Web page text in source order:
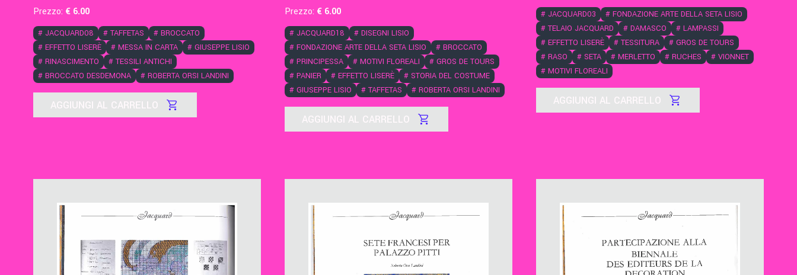
Prezzo: € 6.00
# JACQUARD08 # TAFFETAS # BROCCATO
# EFFETTO LISERÈ # MESSA IN CARTA # GIUSEPPE LISIO
# RINASCIMENTO # TESSILI ANTICHI
# BROCCATO DESDEMONA # ROBERTA ORSI LANDINI
AGGIUNGI AL CARRELLO
Prezzo: € 6.00
# JACQUARD18 # DISEGNI LISIO
# FONDAZIONE ARTE DELLA SETA LISIO # BROCCATO
# PRINCIPESSA # MOTIVI FLOREALI # GROS DE TOURS
# PANIER # EFFETTO LISERÈ # STORIA DEL COSTUME
# GIUSEPPE LISIO # TAFFETAS # ROBERTA ORSI LANDINI
AGGIUNGI AL CARRELLO
# JACQUARD03 # FONDAZIONE ARTE DELLA SETA LISIO
# TELAIO JACQUARD # DAMASCO # LAMPASSI
# EFFETTO LISERÈ # TESSITURA # GROS DE TOURS
# RASO # SETA # MERLETTO # RUCHES # VIONNET
# MOTIVI FLOREALI
AGGIUNGI AL CARRELLO